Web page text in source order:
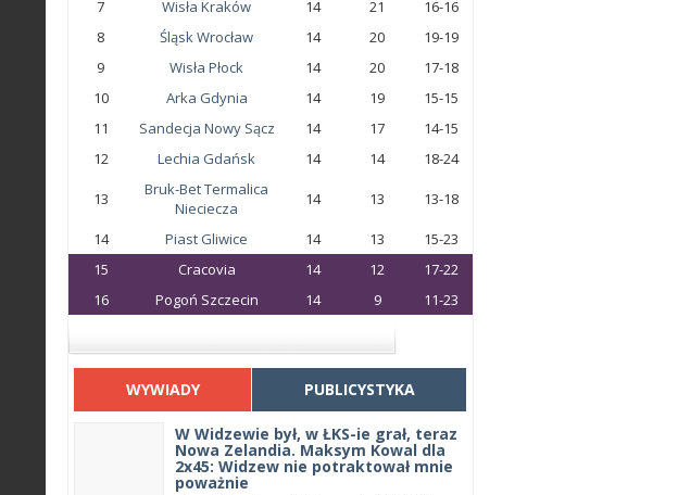
7
Wisła Kraków 14 21
16-16
8
Śląsk Wrocław 14 20
19-19
9
Wisła Płock 14 20
17-18
10
Arka Gdynia 14 19
15-15
11
Sandecja Nowy Sącz 14 17
14-15
12
Lechia Gdańsk 14 14 18-24
13
Bruk-Bet Termalica
Nieciecza
14 13 13-18
14 Piast Gliwice 14 13
15-23
15
Cracovia 14 12
17-22
16
Pogoń Szczecin 14 9 11-23
WYWIADY PUBLICYSTYKA
W Widzewie był, w ŁKS-ie grał, teraz
Nowa Zelandia. Maksym Kowal dla
2x45: Widzew nie potraktował mnie
poważnie